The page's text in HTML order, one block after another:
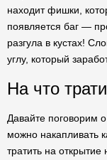
находит фишки,
появляется баг —
разгула в кустах!
углу, который
На что
Давайте поговорим
можно накапливать
тратить на